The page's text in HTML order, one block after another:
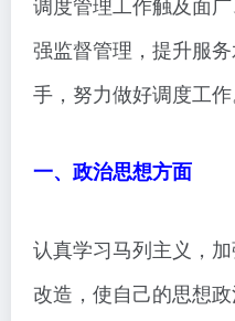
强监督管理，提升服
手，努力做好调度工作
一、政治思想方面
认真学习马列主义，
改造，使自己的思想